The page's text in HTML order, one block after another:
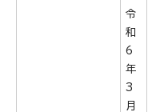
令
和
6
年
3
月